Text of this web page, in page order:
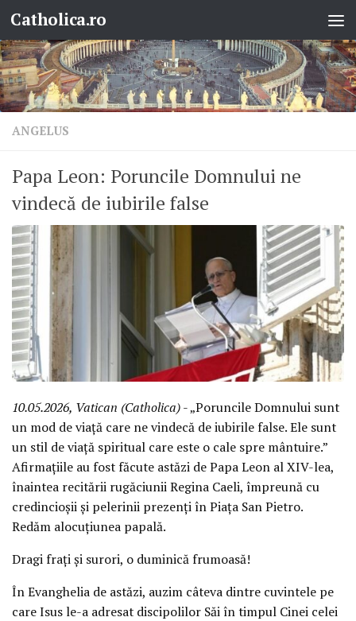
Skip to content
Catholica.ro
ANGELUS
Papa Leon: Poruncile Domnului ne
vindecă de iubirile false
10.05.2026, Vatican (Catholica)- „Poruncile Domnului sunt
un mod de viață care ne vindecă de iubirile false. Ele sunt
un stil de viață spiritual care este o cale spre mântuire.”
Afirmațiile au fost făcute astăzi de Papa Leon al XIV-lea,
înaintea recitării rugăciunii Regina Caeli, împreună cu
credincioșii și pelerinii prezenți în Piața San Pietro.
Redăm alocuțiunea papală.
Dragi frați și surori, o duminică frumoasă!
În Evanghelia de astăzi, auzim câteva dintre cuvintele pe
care Isus le-a adresat discipolilor Săi în timpul Cinei celei